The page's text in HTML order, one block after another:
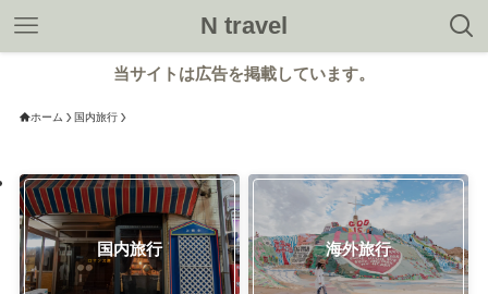
N travel
当サイトは広告を掲載しています。
ホーム 国内旅行
国内旅行 海外旅行